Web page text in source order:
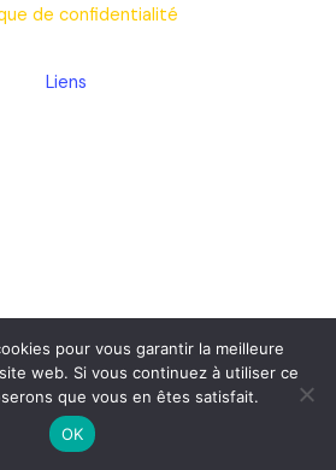
de confidentialité
Liens
pour vous garantir la meilleure
web. Si vous continuez à utiliser ce
que vous en êtes satisfait.
OK